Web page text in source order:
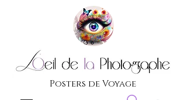
Posters de Voyage